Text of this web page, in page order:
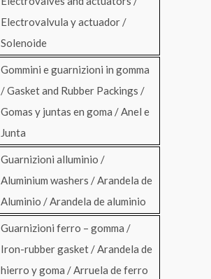
Electrovalvula y actuador /
Solenoide
Gommini e guarnizioni in gomma
/ Gasket and Rubber Packings /
Gomas y juntas en goma / Anel e
Junta
Guarnizioni alluminio /
Aluminium washers / Arandela de
Aluminio / Arandela de aluminio
Guarnizioni ferro – gomma /
Iron-rubber gasket / Arandela de
hierro y goma / Arruela de ferro